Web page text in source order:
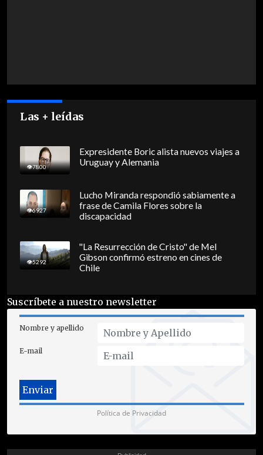
Las + leídas
7800
Expresidente Boric alista nuevos viajes a
Uruguay y Alemania
6927
Lucho Miranda respondió sabiamente a
frase de Camila Flores sobre la
discapacidad
5292
"La Resurrección de Cristo" de Mel
Gibson confirmó estreno en cines de
Chile
Suscríbete a nuestro newsletter
Nombre y apellido
E-mail
Política de Privacidad